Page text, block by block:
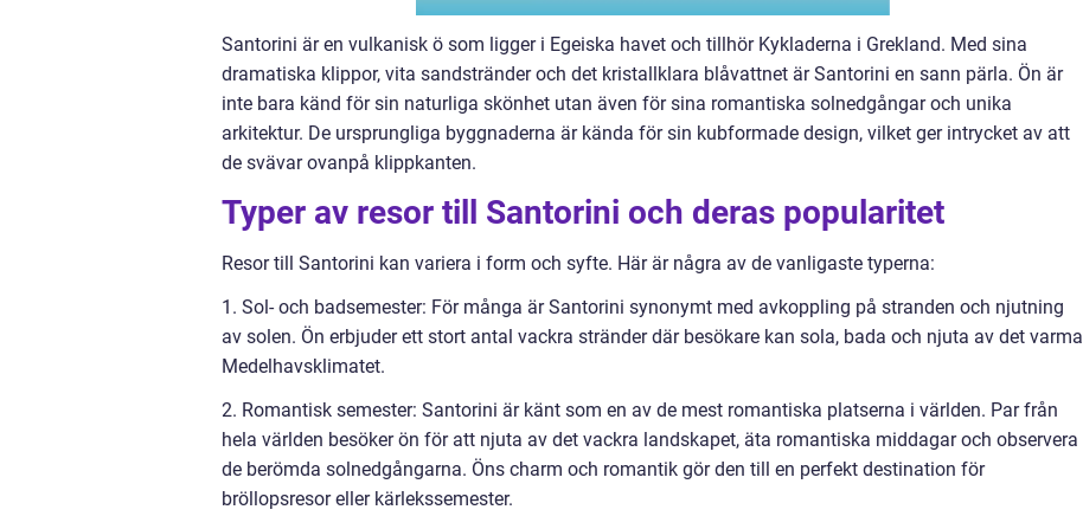
Santorini är en vulkanisk ö som ligger i Egeiska havet och tillhör Kykladerna i Grekland. Med sina
dramatiska klippor, vita sandstränder och det kristallklara blåvattnet är Santorini en sann pärla. Ön är
inte bara känd för sin naturliga skönhet utan även för sina romantiska solnedgångar och unika
arkitektur. De ursprungliga byggnaderna är kända för sin kubformade design, vilket ger intrycket av att
de svävar ovanpå klippkanten.
Typer av resor till Santorini och deras popularitet
Resor till Santorini kan variera i form och syfte. Här är några av de vanligaste typerna:
1. Sol- och badsemester: För många är Santorini synonymt med avkoppling på stranden och njutning
av solen. Ön erbjuder ett stort antal vackra stränder där besökare kan sola, bada och njuta av det varma
Medelhavsklimatet.
2. Romantisk semester: Santorini är känt som en av de mest romantiska platserna i världen. Par från
hela världen besöker ön för att njuta av det vackra landskapet, äta romantiska middagar och observera
de berömda solnedgångarna. Öns charm och romantik gör den till en perfekt destination för
bröllopsresor eller kärlekssemester.